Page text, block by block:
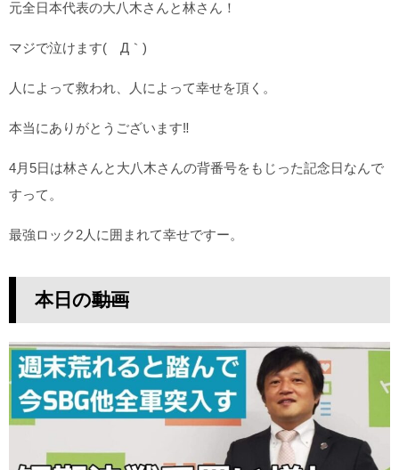
元全日本代表の大八木さんと林さん！
マジで泣けます(´Д｀)
人によって救われ、人によって幸せを頂く。
本当にありがとうございます‼️
4月5日は林さんと大八木さんの背番号をもじった記念日なんで
すって。
最強ロック2人に囲まれて幸せですー。
本日の動画